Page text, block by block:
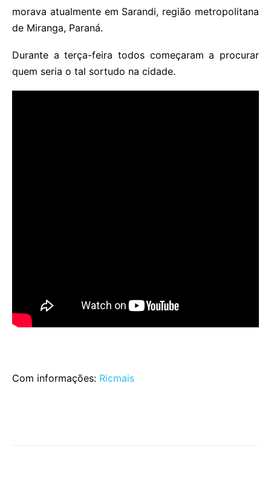
morava atualmente em Sarandi, região metropolitana
de Miranga, Paraná.
Durante a terça-feira todos começaram a procurar
quem seria o tal sortudo na cidade.
Com informações: Ricmais